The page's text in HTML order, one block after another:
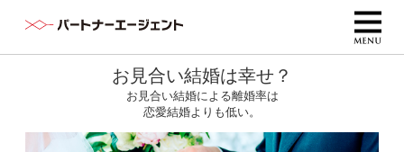
お見合い結婚は幸せ？
お見合い結婚による離婚率は
恋愛結婚よりも低い。